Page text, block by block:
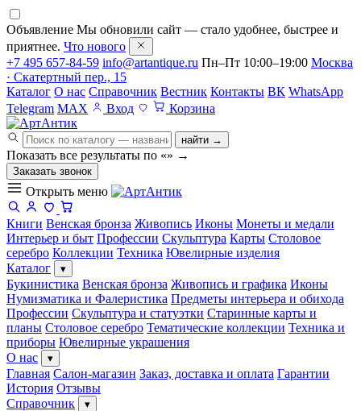
Объявление Мы обновили сайт — стало удобнее, быстрее и
приятнее. Что нового
+7 495 657-84-59 info@artantique.ru Пн–Пт 10:00–19:00 Москва
· Скатертный пер., 15
Каталог О нас Справочник Вестник Контакты ВК WhatsApp
Telegram MAX Вход Корзина
найти →
Показать все результаты по «» →
Заказать звонок
Открыть меню
Книги Венская бронза Живопись Иконы Монеты и медали
Интерьер и быт Профессии Скульптура Карты Столовое
серебро Коллекции Техника Ювелирные изделия
Каталог
▾
Букинистика Венская бронза Живопись и графика Иконы
Нумизматика и Фалеристика Предметы интерьера и обихода
Профессии Скульптура и статуэтки Старинные карты и
планы Столовое серебро Тематические коллекции Техника и
приборы Ювелирные украшения
О нас
▾
Главная Салон-магазин Заказ, доставка и оплата Гарантии
История Отзывы
Справочник
▾